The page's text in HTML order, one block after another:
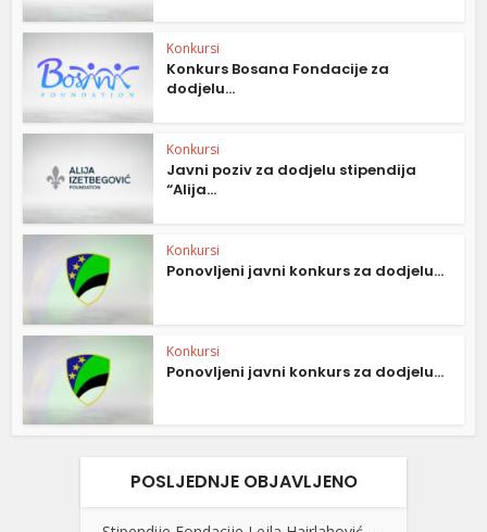
Konkursi
Konkurs Bosana Fondacije za
dodjelu...
Konkursi
Javni poziv za dodjelu stipendija
“Alija...
Konkursi
Ponovljeni javni konkurs za dodjelu...
Konkursi
Ponovljeni javni konkurs za dodjelu...
POSLJEDNJE OBJAVLJENO